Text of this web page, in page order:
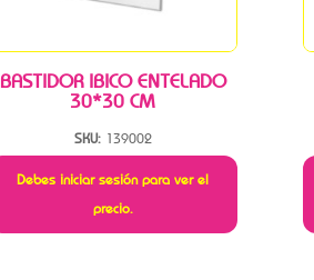
BASTIDOR IBICO ENTELADO
30*30 CM
SKU: 139002
Debes iniciar sesión para ver el
precio.